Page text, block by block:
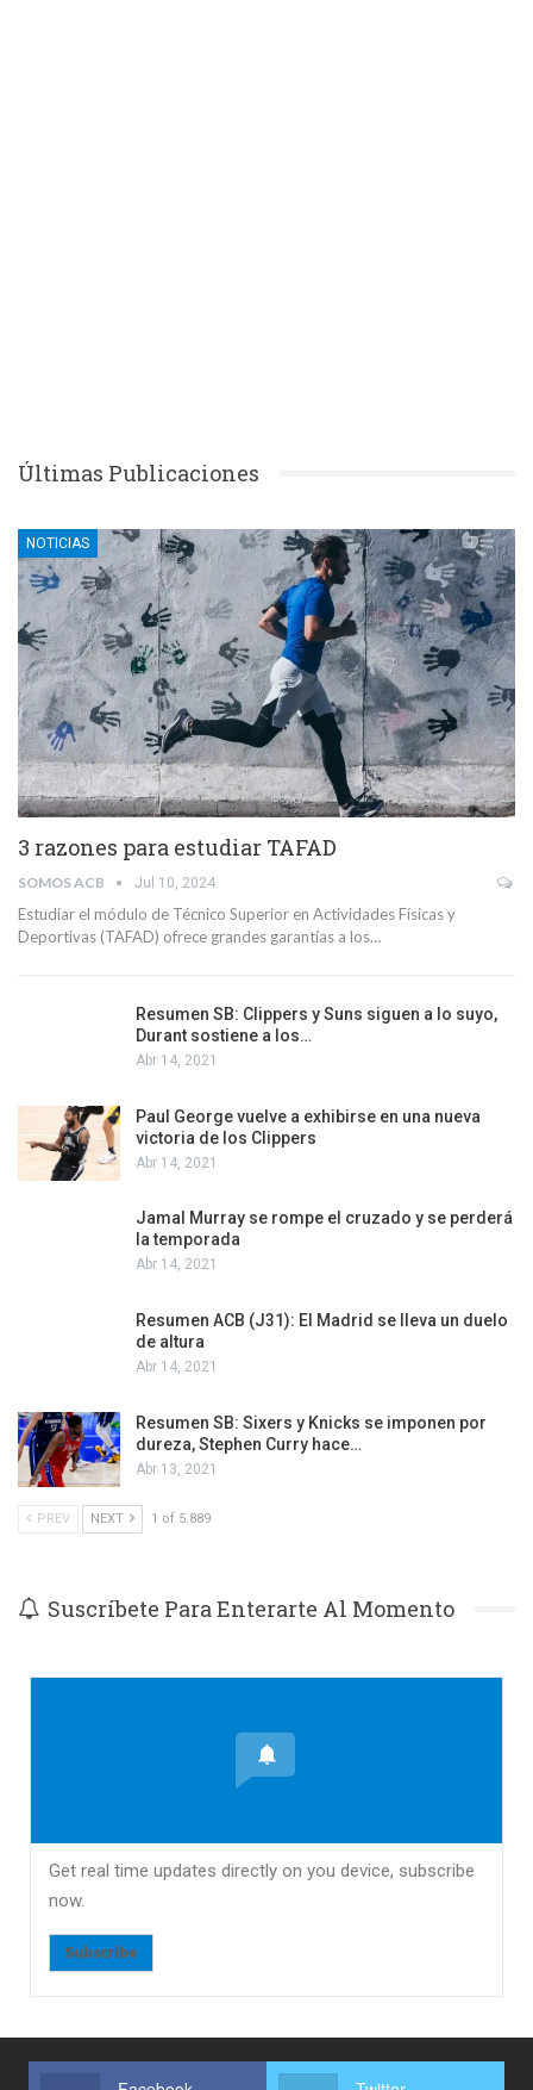
Últimas Publicaciones
NOTICIAS
3 razones para estudiar TAFAD
SOMOS ACB Jul 10, 2024
Estudiar el módulo de Técnico Superior en Actividades Físicas y
Deportivas (TAFAD) ofrece grandes garantías a los…
Resumen SB: Clippers y Suns siguen a lo suyo,
Durant sostiene a los…
Abr 14, 2021
Paul George vuelve a exhibirse en una nueva
victoria de los Clippers
Abr 14, 2021
Jamal Murray se rompe el cruzado y se perderá
la temporada
Abr 14, 2021
Resumen ACB (J31): El Madrid se lleva un duelo
de altura
Abr 14, 2021
Resumen SB: Sixers y Knicks se imponen por
dureza, Stephen Curry hace…
Abr 13, 2021
PREV NEXT 1 of 5.889
Suscríbete Para Enterarte Al Momento
Get real time updates directly on you device, subscribe
now.
Subscribe